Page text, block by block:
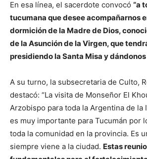
En esa línea, el sacerdote convocó “a
tucumana que desee acompañarnos
dormición de la Madre de Dios,
de la Asunción de la Virgen, que
presidiendo la Santa Misa y dándonos
A su turno, la subsecretaria de Culto,
destacó: “La visita de Monseñor El
Arzobispo para toda la Argentina de la
es muy importante para Tucumán por
toda la comunidad en la provincia. Es
siempre viene a la ciudad. Estas